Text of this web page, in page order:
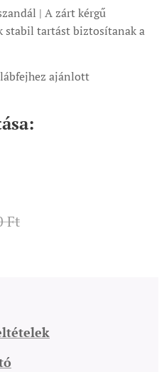
| A zárt kérgű
stabil tartást biztosítanak a
ajánlott
Ft